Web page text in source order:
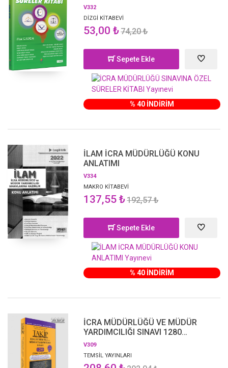
V332
DİZGİ KİTABEVİ
53,00 ₺74,20 ₺
Sepete Ekle
% 40 İNDİRİM
İLAM İCRA MÜDÜRLÜĞÜ KONU
ANLATIMI
V334
MAKRO KİTABEVİ
137,55 ₺192,57 ₺
Sepete Ekle
% 40 İNDİRİM
İCRA MÜDÜRLÜĞÜ VE MÜDÜR
YARDIMCILIĞI SINAVI 1280
ÇÖZÜMLÜ ALAN SORUSU 6. BASKI
V309
TEMSİL YAYINLARI